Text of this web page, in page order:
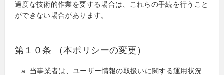
過度な技術的作業を要する場合は、これらの手続を行うこと
ができない場合があります。
第１０条 （本ポリシーの変更）
当事業者は、ユーザー情報の取扱いに関する運用状況